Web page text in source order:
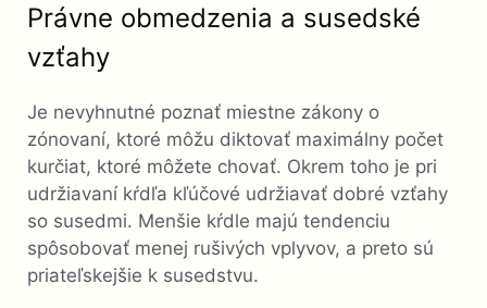
Právne obmedzenia a susedské
vzťahy
Je nevyhnutné poznať miestne zákony o
zónovaní, ktoré môžu diktovať maximálny počet
kurčiat, ktoré môžete chovať. Okrem toho je pri
udržiavaní kŕdľa kľúčové udržiavať dobré vzťahy
so susedmi. Menšie kŕdle majú tendenciu
spôsobovať menej rušivých vplyvov, a preto sú
priateľskejšie k susedstvu.